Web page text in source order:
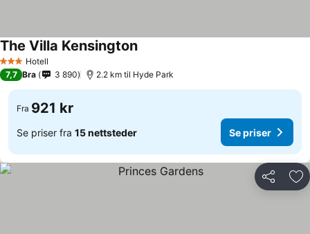
3 StjernerHotell
The Villa Kensington
7,7 Bra 3 890 2.2 km til Hyde Park
Fra 921 kr
Se priser fra 15 nettsteder Se priser
Del